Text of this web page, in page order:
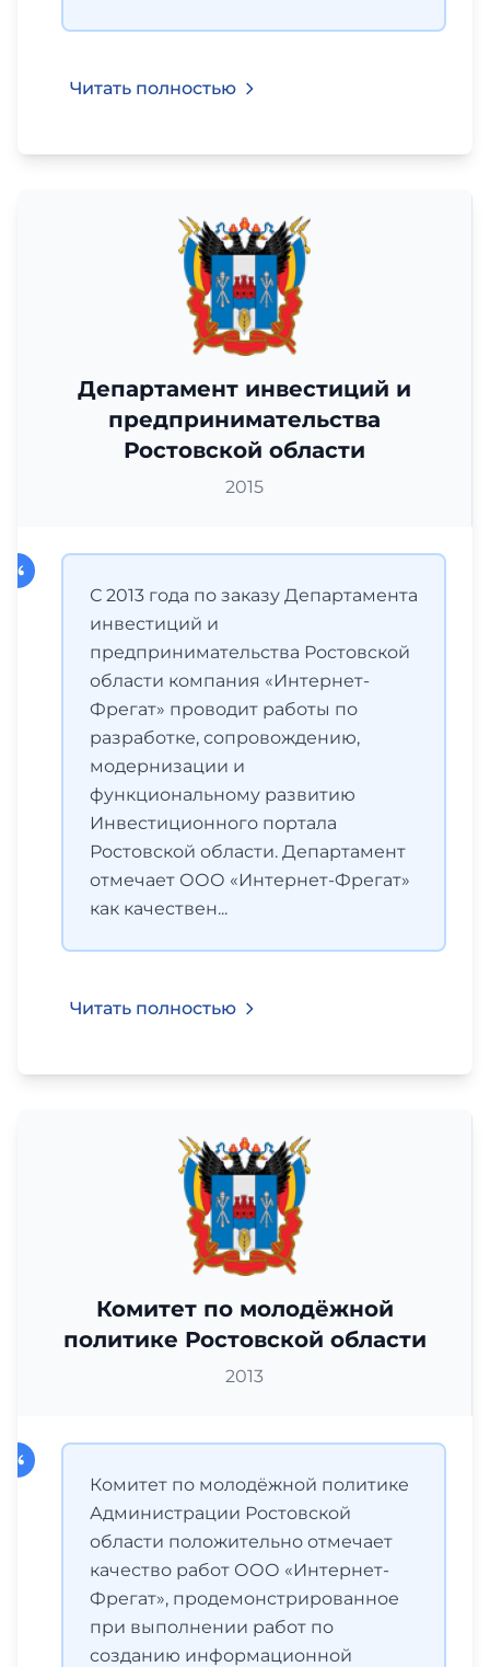
Читать полностью
Департамент инвестиций и
предпринимательства
Ростовской области
2015
С 2013 года по заказу Департамента
инвестиций и
предпринимательства Ростовской
области компания «Интернет-
Фрегат» проводит работы по
разработке, сопровождению,
модернизации и
функциональному развитию
Инвестиционного портала
Ростовской области. Департамент
отмечает ООО «Интернет-Фрегат»
как качествен...
Читать полностью
Комитет по молодёжной
политике Ростовской области
2013
Комитет по молодёжной политике
Администрации Ростовской
области положительно отмечает
качество работ ООО «Интернет-
Фрегат», продемонстрированное
при выполнении работ по
созданию информационной